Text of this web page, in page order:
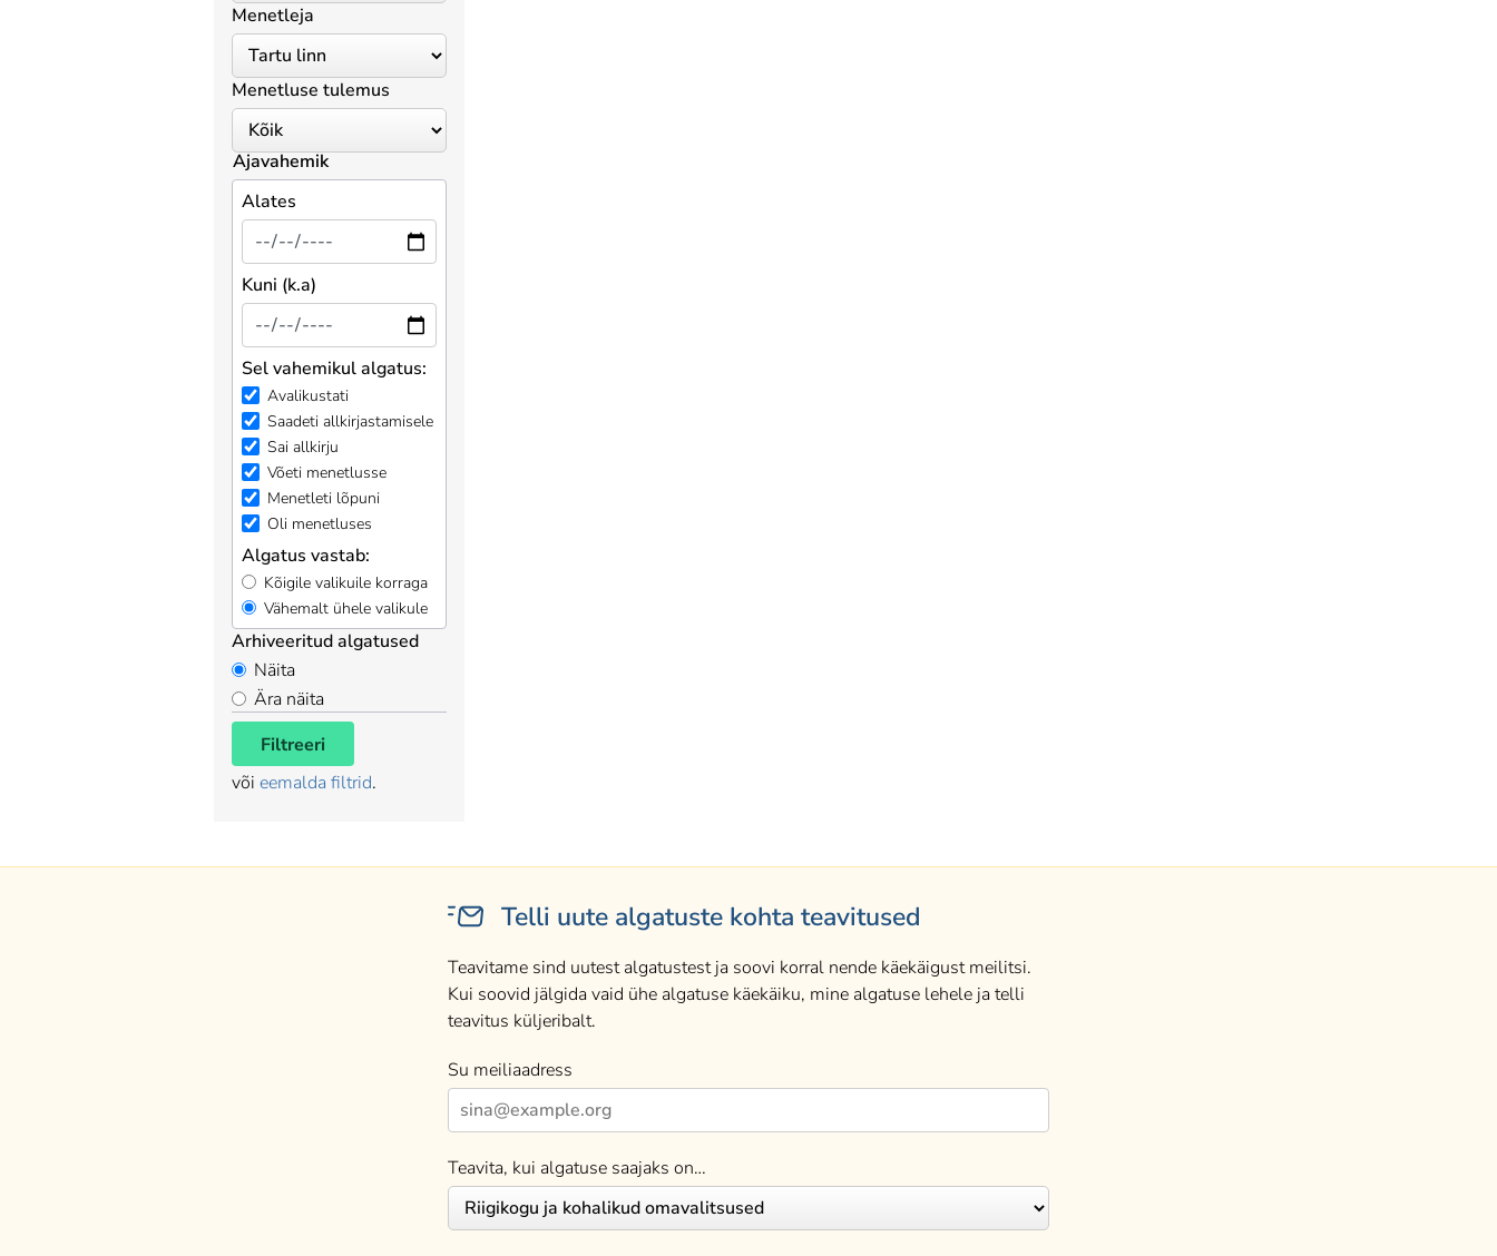
Menetleja
Menetluse tulemus
Ajavahemik
Alates
Kuni (k.a)
Sel vahemikul algatus:
Avalikustati
Saadeti allkirjastamisele
Sai allkirju
Võeti menetlusse
Menetleti lõpuni
Oli menetluses
Algatus vastab:
Kõigile valikuile korraga
Vähemalt ühele valikule
Arhiveeritud algatused
Näita
Ära näita
Filtreeri
või eemalda filtrid.
Telli uute algatuste kohta teavitused
Teavitame sind uutest algatustest ja soovi korral nende käekäigust meilitsi.
Kui soovid jälgida vaid ühe algatuse käekäiku, mine algatuse lehele ja telli
teavitus küljeribalt.
Su meiliaadress
Teavita, kui algatuse saajaks on…